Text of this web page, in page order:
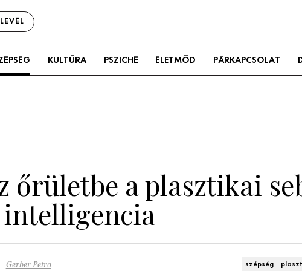
KULTÚRA PSZICHÉ ÉLETMÓD PÁRKAPCSOLAT
őrületbe a plasztikai
intelligencia
Gerber Petra szépség